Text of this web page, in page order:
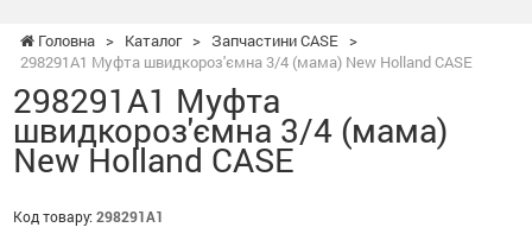
Головна > Каталог > Запчастини CASE >
298291A1 Муфта швидкороз'ємна 3/4 (мама) New Holland CASE
298291A1 Муфта
швидкороз'ємна 3/4 (мама)
New Holland CASE
Код товару: 298291A1